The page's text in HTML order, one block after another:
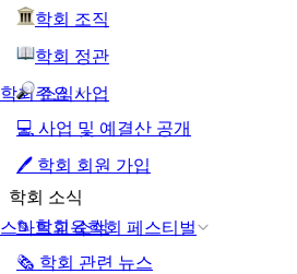
학회 소식
스마트교육학회 페스티벌
학회 조직
학회 정관
주요 사업
💻 사업 및 예결산 공개
🖊️ 학회 회원 가입
학회 소식
✎ 학회 소식
🗞️ 학회 관련 뉴스